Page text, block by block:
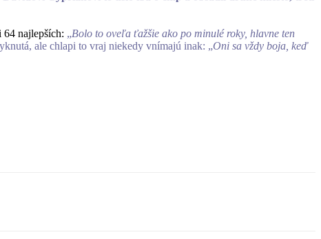
64 najlepších: „Bolo to oveľa ťažšie ako po minulé roky, hlavne ten
ale chlapi to vraj niekedy vnímajú inak: „Oni sa vždy boja, keď